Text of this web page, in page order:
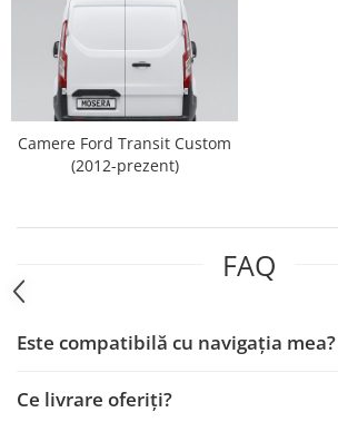
Chrysler
Subaru
Smart
Camere Ford Transit Custom
(2012-prezent)
FAQ
Este compatibilă cu navigația mea?
Ce livrare oferiți?